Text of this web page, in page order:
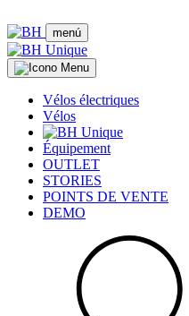
menú
Vélos électriques
Vélos
Équipement
OUTLET
STORIES
POINTS DE VENTE
DEMO